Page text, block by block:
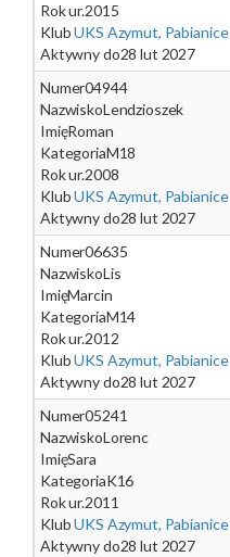
Rok ur.2015
KlubUKS Azymut, Pabianice
Aktywny do28 lut 2027
Numer04944
NazwiskoLendzioszek
ImięRoman
KategoriaM18
Rok ur.2008
KlubUKS Azymut, Pabianice
Aktywny do28 lut 2027
Numer06635
NazwiskoLis
ImięMarcin
KategoriaM14
Rok ur.2012
KlubUKS Azymut, Pabianice
Aktywny do28 lut 2027
Numer05241
NazwiskoLorenc
ImięSara
KategoriaK16
Rok ur.2011
KlubUKS Azymut, Pabianice
Aktywny do28 lut 2027